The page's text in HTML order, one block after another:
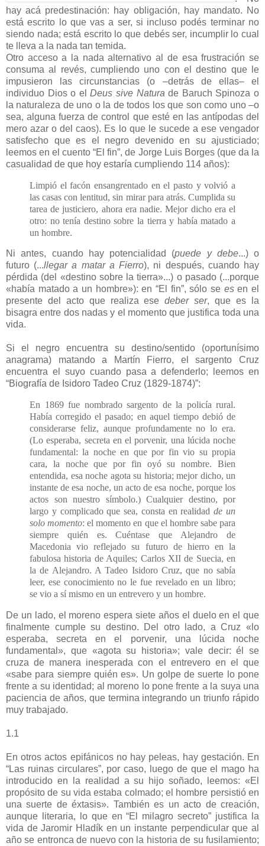
hay acá predestinación: hay obligación, hay mandato. No
está escrito lo que vas a ser, si incluso podés terminar no
siendo nada; está escrito lo que debés ser, incumplir lo cual
te lleva a la nada tan temida.
Otro acceso a la nada alternativo al de esa frustración se
consuma al revés, cumpliendo uno con el destino que le
impusieron las circunstancias (o –detrás de ellas– el
individuo Dios o elDeus sive Natura de Baruch Spinoza o
la naturaleza de uno o la de todos los que son como uno –o
sea, alguna fuerza de control que esté en las antípodas del
mero azar o del caos). Es lo que le sucede a ese vengador
satisfecho que es el negro devenido en su ajusticiado;
leemos en el cuento “El fin”, de Jorge Luis Borges (que da la
casualidad de que hoy estaría cumpliendo 114 años):
Limpió el facón ensangrentado en el pasto y volvió a
las casas con lentitud, sin mirar para atrás. Cumplida su
tarea de justiciero, ahora era nadie. Mejor dicho era el
otro: no tenía destino sobre la tierra y había matado a
un hombre.
Ni antes, cuando hay potencialidad (puede y debe...) o
futuro (...llegar a matar a Fierro), ni después, cuando hay
pérdida (del «destino sobre la tierra»...) o pasado (...porque
«había matado a un hombre»): en “El fin”, sólo se esen el
presente del acto que realiza esedeber ser, que es la
bisagra entre dos nadas y el momento que justifica toda una
vida.
Si el negro encuentra su destino/sentido (oportunísimo
anagrama) matando a Martín Fierro, el sargento Cruz
encuentra el suyo cuando pasa a defenderlo; leemos en
“Biografía de Isidoro Tadeo Cruz (1829-1874)”:
En 1869 fue nombrado sargento de la policía rural.
Había corregido el pasado; en aquel tiempo debió de
considerarse feliz, aunque profundamente no lo era.
(Lo esperaba, secreta en el porvenir, una lúcida noche
fundamental: la noche en que por fin vio su propia
cara, la noche que por fin oyó su nombre. Bien
entendida, esa noche agota su historia; mejor dicho, un
instante de esa noche, un acto de esa noche, porque los
actos son nuestro símbolo.) Cualquier destino, por
largo y complicado que sea, consta en realidadde un
solo momento: el momento en que el hombre sabe para
siempre quién es. Cuéntase que Alejandro de
Macedonia vio reflejado su futuro de hierro en la
fabulosa historia de Aquiles; Carlos XII de Suecia, en
la de Alejandro. A Tadeo Isidoro Cruz, que no sabía
leer, ese conocimiento no le fue revelado en un libro;
se vio a sí mismo en un entrevero y un hombre.
De un lado, el moreno espera siete años el duelo en el que
finalmente cumple su destino. Del otro lado, a Cruz «lo
esperaba, secreta en el porvenir, una lúcida noche
fundamental», que «agota su historia»; vale decir: él se
cruza de manera inesperada con el entrevero en el que
«sabe para siempre quién es». Un golpe de suerte lo pone
frente a su identidad; al moreno lo pone frente a la suya una
paciencia de años, que termina integrando un triunfo rápido
muy trabajado.
1.1
En otros actos epifánicos no hay peleas, hay gestación. En
“Las ruinas circulares”, por caso, luego de que el mago ha
introducido en la realidad a su hijo soñado, leemos: «El
propósito de su vida estaba colmado; el hombre persistió en
una suerte de éxtasis». También es un acto de creación,
aunque literaria, lo que en “El milagro secreto” justifica la
vida de Jaromir Hladík en un instante perpendicular que al
año se entronca de nuevo con la historia de su fusilamiento;